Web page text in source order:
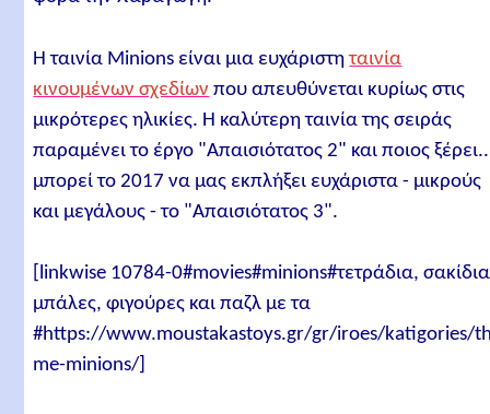
Η ταινία Minions είναι μια ευχάριστηταινία
κινουμένων σχεδίων που απευθύνεται κυρίως στις
μικρότερες ηλικίες. Η καλύτερη ταινία της σειράς
παραμένει το έργο "Απαισιότατος 2" και ποιος
μπορεί το 2017 να μας εκπλήξει ευχάριστα - μικρούς
και μεγάλους - το "Απαισιότατος 3".
[linkwise 10784-0#movies#minions#τετράδια,
μπάλες, φιγούρες και παζλ με τα
#https://www.moustakastoys.gr/gr/iroes/katigories/
me-minions/]